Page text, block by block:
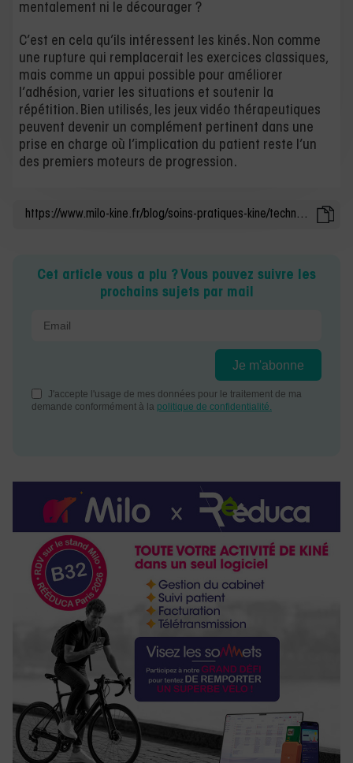
mentalement ni le décourager ?
C’est en cela qu’ils intéressent les kinés. Non comme
une rupture qui remplacerait les exercices classiques,
mais comme un appui possible pour améliorer
l’adhésion, varier les situations et soutenir la
répétition. Bien utilisés, les jeux vidéo thérapeutiques
peuvent devenir un complément pertinent dans une
prise en charge où l’implication du patient reste l’un
des premiers moteurs de progression.
Cet article vous a plu ? Vous pouvez suivre les
prochains sujets par mail